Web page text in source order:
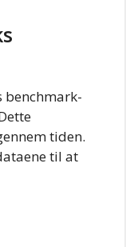
benchmark-
tiden.
til at